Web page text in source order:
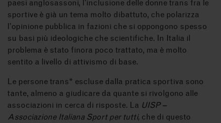
paesi anglosassoni, l’inclusione delle donne trans fra le
sportive è già un tema molto dibattuto, che polarizza
l’opinione pubblica in fazioni che si oppongono spesso
su basi più ideologiche che scientifiche. In Italia il
problema è stato finora poco trattato, ma è molto
sentito a livello di attivismo di base.
Le persone trans* escluse dalla pratica sportiva sono
tante, almeno a giudicare da quante si rivolgono alle
associazioni in cerca di risposte. La UISP –
Associazione Italiana Sport per tutti, che di questo